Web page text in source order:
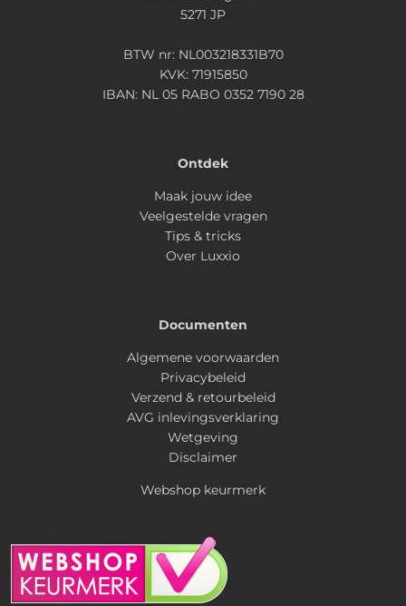
5271 JP
BTW nr: NL003218331B70
KVK: 71915850
IBAN: NL 05 RABO 0352 7190 28
Ontdek
Maak jouw idee
Veelgestelde vragen
Tips & tricks
Over Luxxio
Documenten
Algemene voorwaarden
Privacybeleid
Verzend & retourbeleid
AVG inlevingsverklaring
Wetgeving
Disclaimer
Webshop keurmerk